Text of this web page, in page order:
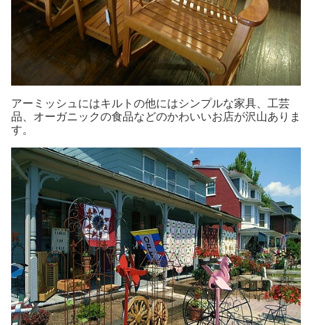
アーミッシュにはキルトの他にはシンプルな家具、工芸
品、オーガニックの食品などのかわいいお店が沢山ありま
す。